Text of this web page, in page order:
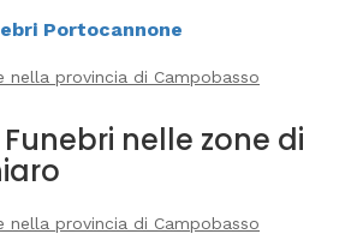
Portocannone
nella provincia di Campobasso
nelle zone di
nella provincia di Campobasso